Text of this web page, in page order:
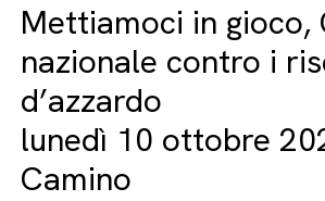
Mettiamoci in gioco,
nazionale contro i
d’azzardo
lunedì 10 ottobre
Camino